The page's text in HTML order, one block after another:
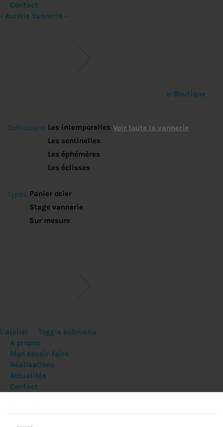
Contact
- Aurélie Vannerie -
e-Boutique
Collections Les intemporelles
Les sentinelles
Les éphémères
Les éclisses
Voir toute la vannerie
Types Panier osier
Stage vannerie
Sur mesure
L'atelier
Toggle submenu
A propos
Mon savoir-faire
Réalisations
Actualités
Contact